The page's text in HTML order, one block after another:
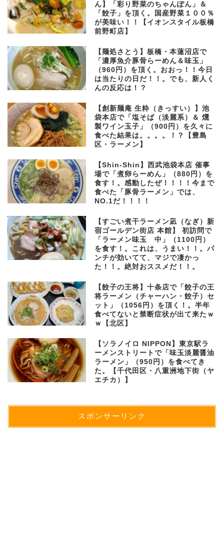
ん】「彩り野菜のちゃんぽん」＆
「餃子」を頂く。国産野菜１００％
が美味い！！【イオンスタイル板橋
前野町店】
【麺処さとう】板橋・本蓮沼店で
「濃厚魚介豚骨らーめん＆味玉」
（960円）を頂く。おおっ！！今日
は当たりの日だ！！。でも、新人く
んの反応は！？
【創新麺庵 生粋（きっすい）】池
袋本店で「塩そば（淡麗系）＆ 燻
製ワイン玉子」（900円）を久々に
食べた結果は。。。。！？【豊島
区・ラーメン】
【Shin-Shin】西武池袋本店 催事
場で「煮卵らーめん」（880円）を
食す！。感動したぜ！！！！今まで
食べた「豚骨ラーメン」では、
NO.1だ！！！！
【すごい煮干ラーメン凪（なぎ）新
宿ゴールデン街店 本館】 初訪問で
「ラーメン味玉 中」（1100円）
を食す！。これは、うまい！！。パ
ンチが効いてて、マジで凄かっ
た！！。絶対おススメだ！！。
【餃子の王将】十条店で「餃子の王
将ラーメン（チャーハン・餃子）セ
ット」（1056円）を頂く！。半年
食べてないと禁断症状が出て来たｗ
ｗ【北区】
【ソラノイロ NIPPON】東京駅ラ
ーメンストリートで「味玉淡麗醤油
ラーメン」（950円）を食べてき
た。【千代田区・八重洲地下街（ヤ
エチカ）】
スポンサーリンク